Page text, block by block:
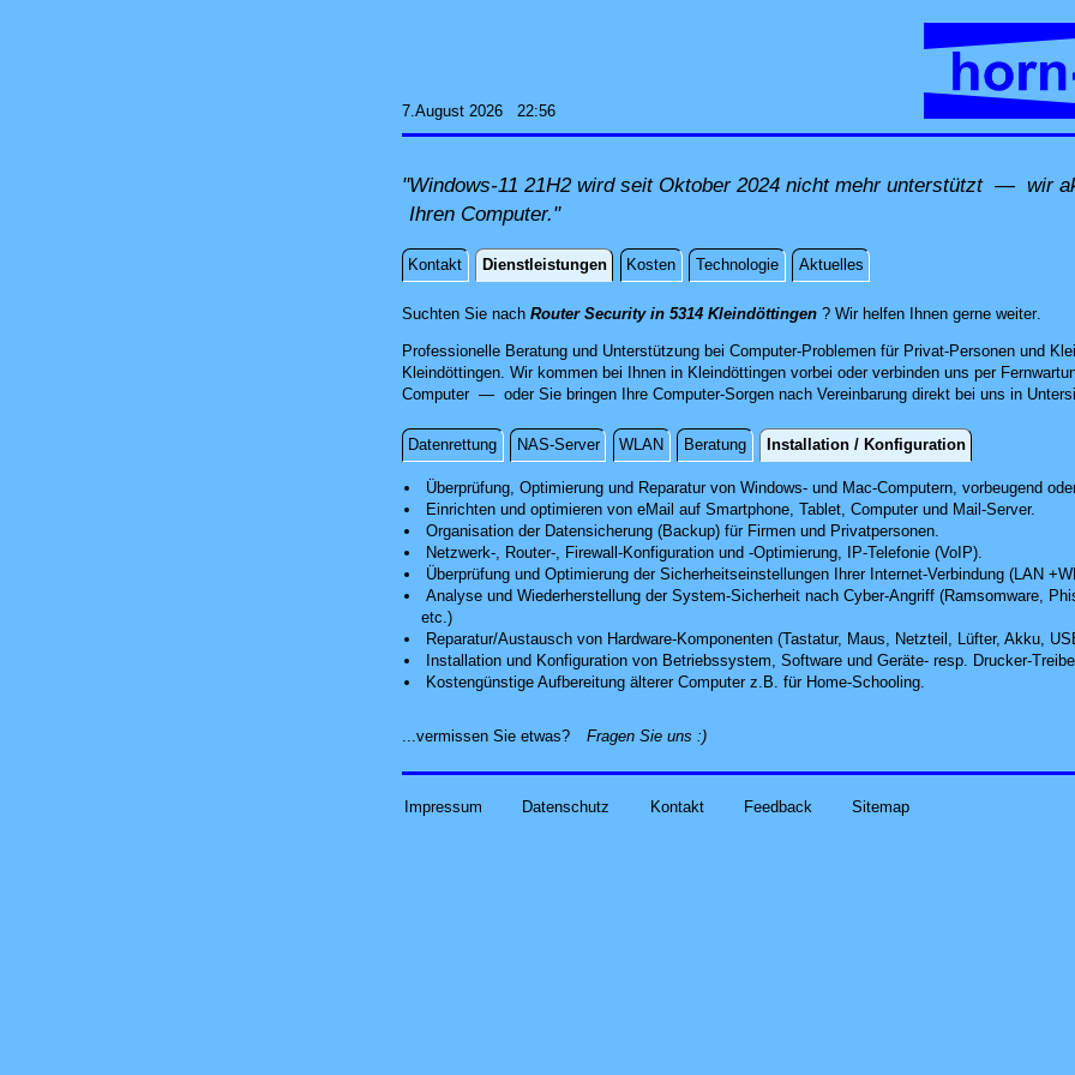
7.August 2026 22:56
"Windows-11 21H2 wird seit Oktober 2024 nicht mehr unterstützt — wir
Ihren Computer."
Kontakt Dienstleistungen Kosten Technologie Aktuelles
Dienstleistungen
Suchten Sie nach Router Security in 5314 Kleindöttingen? Wir helfen Ihnen gerne weiter.
Professionelle Beratung und Unterstützung bei Computer-Problemen für Privat-Personen und
Kleindöttingen. Wir kommen bei Ihnen in Kleindöttingen vorbei oder verbinden uns per
Computer — oder Sie bringen Ihre Computer-Sorgen nach Vereinbarung direkt bei uns in
Datenrettung NAS-Server WLAN Beratung Installation / Konfiguration
Installation / Konfiguration
Überprüfung, Optimierung und Reparaturvon Windows- und Mac-Computern, vorbeugend
Einrichten und optimieren von eMail auf Smartphone, Tablet, Computerund Mail-Server.
Organisation der Datensicherung (Backup) für Firmen und Privatpersonen.
Netzwerk-, Router-, Firewall-Konfiguration und -Optimierung, IP-Telefonie (VoIP).
Überprüfung und Optimierung der Sicherheitseinstellungen Ihrer Internet-Verbindung (LAN
Analyseund Wiederherstellung der System-Sicherheit nach Cyber-Angriff(Ramsomware,
etc.)
Reparatur/Austausch von Hardware-Komponenten (Tastatur, Maus, Netzteil, Lüfter, Akku,
Installation und Konfiguration von Betriebssystem, Software und Geräte- resp. Drucker-
Kostengünstige Aufbereitung älterer Computer z.B. für Home-Schooling.
...vermissen Sie etwas? Fragen Sie uns alles zu Ihren Problemen und Sorgen rund um
:)
Impressum Datenschutz Kontakt Feedback Sitemap